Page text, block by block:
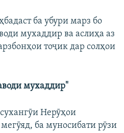
ба убури марз бо
мухаддир ва аслиҳа аз
тоҷик дар солҳои
мухаддир"
Нерӯҳои
ба муносибати рӯзи